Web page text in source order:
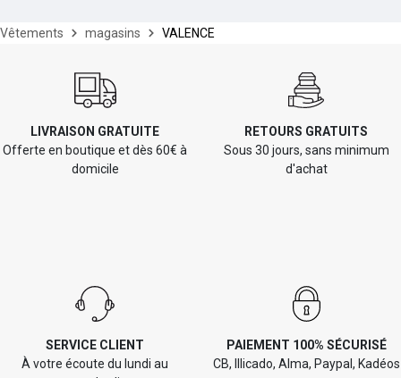
Vêtements magasins VALENCE
LIVRAISON GRATUITE
Offerte en boutique et dès 60€ à
domicile
RETOURS GRATUITS
Sous 30 jours, sans minimum
d'achat
SERVICE CLIENT
À votre écoute du lundi au
PAIEMENT 100% SÉCURISÉ
CB, Illicado, Alma, Paypal, Kadéos